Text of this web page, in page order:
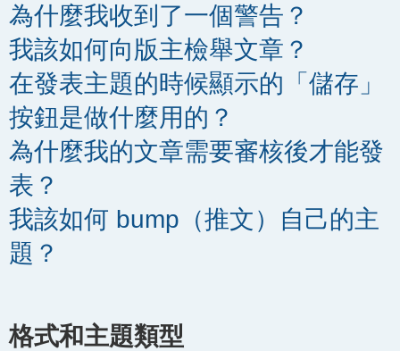
為什麼我收到了一個警告？
我該如何向版主檢舉文章？
在發表主題的時候顯示的「儲存」
按鈕是做什麼用的？
為什麼我的文章需要審核後才能發
表？
我該如何 bump（推文）自己的主
題？
格式和主題類型